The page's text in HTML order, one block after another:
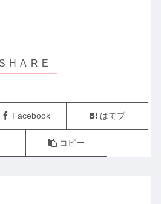
Facebook はてブ
コピー